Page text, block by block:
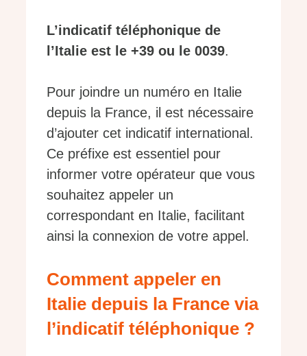
L’indicatif téléphonique de
l’Italie est le +39 ou le 0039.
Pour joindre un numéro en Italie
depuis la France, il est nécessaire
d’ajouter cet indicatif international.
Ce préfixe est essentiel pour
informer votre opérateur que vous
souhaitez appeler un
correspondant en Italie, facilitant
ainsi la connexion de votre appel.
Comment appeler en
Italie depuis la France via
l’indicatif téléphonique ?